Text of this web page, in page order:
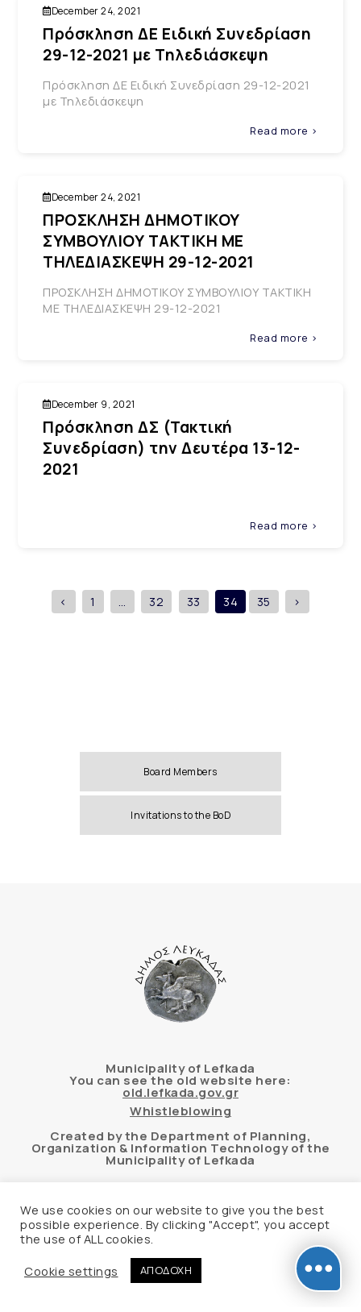
Board Members
Invitations to the BoD
December 24, 2021
Πρόσκληση ΔΕ Ειδική Συνεδρίαση
29-12-2021 με Τηλεδιάσκεψη
Πρόσκληση ΔΕ Ειδική Συνεδρίαση 29-12-2021
με Τηλεδιάσκεψη
Read more >
December 24, 2021
ΠΡΟΣΚΛΗΣΗ ΔΗΜΟΤΙΚΟΥ
ΣΥΜΒΟΥΛΙΟΥ ΤΑΚΤΙΚΗ ΜΕ
ΤΗΛΕΔΙΑΣΚΕΨΗ 29-12-2021
ΠΡΟΣΚΛΗΣΗ ΔΗΜΟΤΙΚΟΥ ΣΥΜΒΟΥΛΙΟΥ ΤΑΚΤΙΚΗ
ΜΕ ΤΗΛΕΔΙΑΣΚΕΨΗ 29-12-2021
Read more >
December 9, 2021
Πρόσκληση ΔΣ (Τακτική
Συνεδρίαση) την Δευτέρα 13-12-
2021
Read more >
< 1 … 32 33 34 35 >
Municipality of Lefkada
You can see the old website here:
old.lefkada.gov.gr
Whistleblowing
Created by the Department of Planning,
Organization & Information Technology of the
Municipality of Lefkada
Automated accessibility check of the website
based on the WCAG 2.1 AA standard using the
Accessibility Statement
We use cookies on our website to give you the best
possible experience. By clicking "Accept", you accept
the use of ALL cookies.
Cookie settings
ΑΠΟΔΟΧΗ